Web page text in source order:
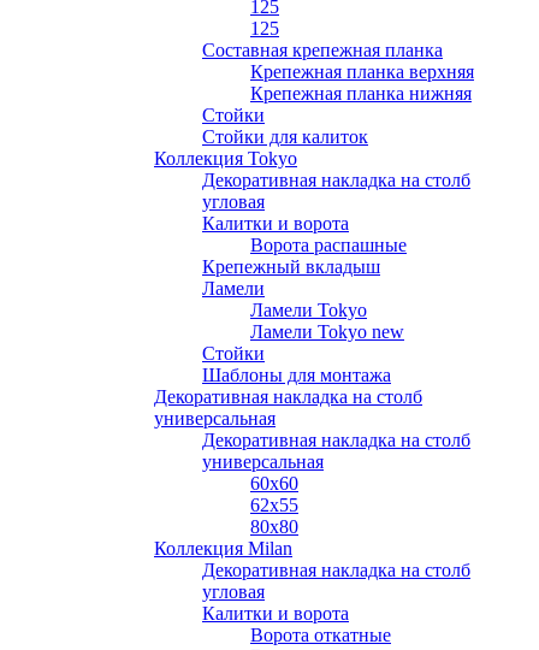
125
125
Составная крепежная планка
Крепежная планка верхняя
Крепежная планка нижняя
Стойки
Стойки для калиток
Коллекция Tokyo
Декоративная накладка на столб
угловая
Калитки и ворота
Ворота распашные
Крепежный вкладыш
Ламели
Ламели Tokyo
Ламели Tokyo new
Стойки
Шаблоны для монтажа
Декоративная накладка на столб
универсальная
Декоративная накладка на столб
универсальная
60х60
62х55
80х80
Коллекция Milan
Декоративная накладка на столб
угловая
Калитки и ворота
Ворота откатные